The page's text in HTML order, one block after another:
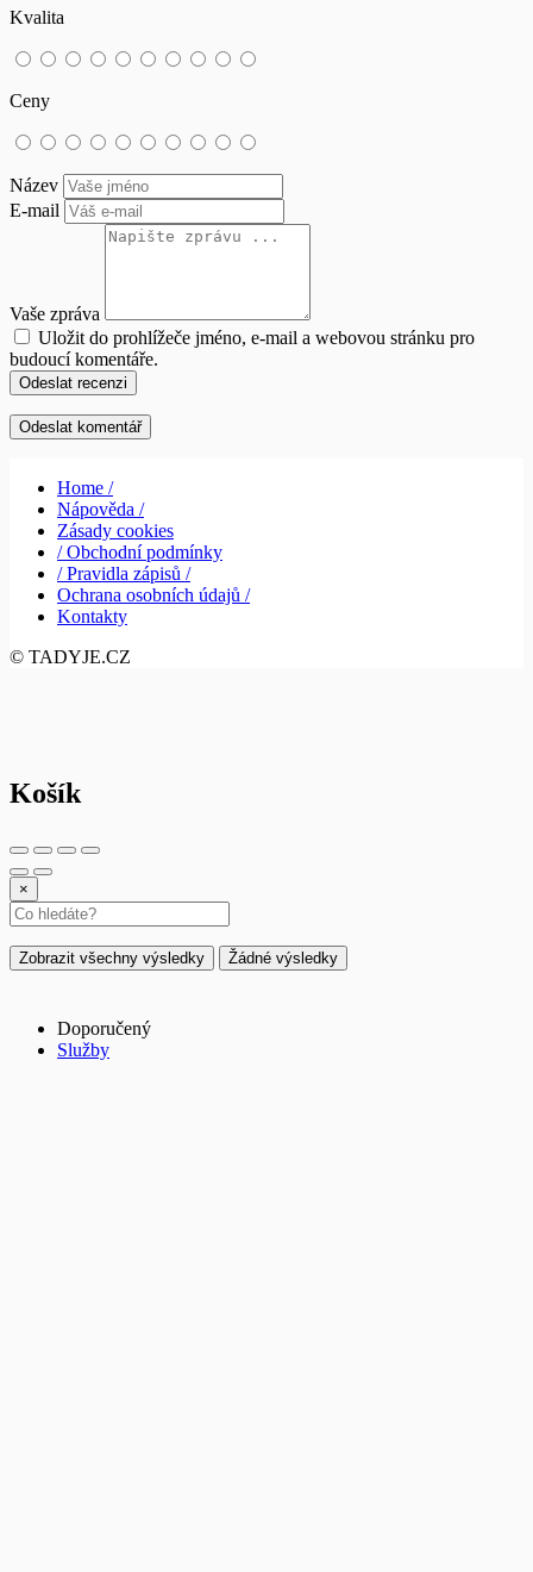
Kvalita
Ceny
Název
E-mail
Vaše zpráva
Uložit do prohlížeče jméno, e-mail a webovou stránku pro
budoucí komentáře.
Odeslat recenzi
Home /
Nápověda /
Zásady cookies
/ Obchodní podmínky
/ Pravidla zápisů /
Ochrana osobních údajů /
Kontakty
© TADYJE.CZ
Košík
×
Zobrazit všechny výsledky Žádné výsledky
Doporučený
Služby